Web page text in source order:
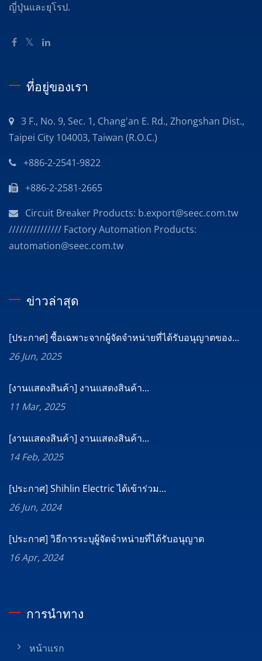
ญี่ปุ่นและยุโรป.
ที่อยู่ของเรา
3 F., No. 9, Sec. 1, Chang'an E. Rd., Zhongshan Dist.,
Taipei City 104003, Taiwan (R.O.C.)
+886-2-2541-9822
+886-2-2581-2665
Circuit Breaker Products: b.export@seec.com.tw
/////////////// Factory Automation Products:
automation@seec.com.tw
ข่าวล่าสุด
[ประกาศ] ซื้อเฉพาะจากผู้จัดจำหน่ายที่ได้รับอนุญาตของ...
26 Jun, 2025
[งานแสดงสินค้า] งานแสดงสินค้า...
11 Mar, 2025
[งานแสดงสินค้า] งานแสดงสินค้า...
14 Feb, 2025
[ประกาศ] Shihlin Electric ได้เข้าร่วม...
26 Jun, 2024
[ประกาศ] วิธีการระบุผู้จัดจำหน่ายที่ได้รับอนุญาต
16 Apr, 2024
การนำทาง
หน้าแรก